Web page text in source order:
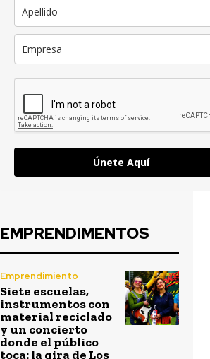
Únete Aquí
EMPRENDIMENTOS
Emprendimiento
Siete escuelas,
instrumentos con
material reciclado
y un concierto
donde el público
toca: la gira de Los